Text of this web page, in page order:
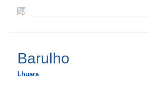
Barulho
Lhuara